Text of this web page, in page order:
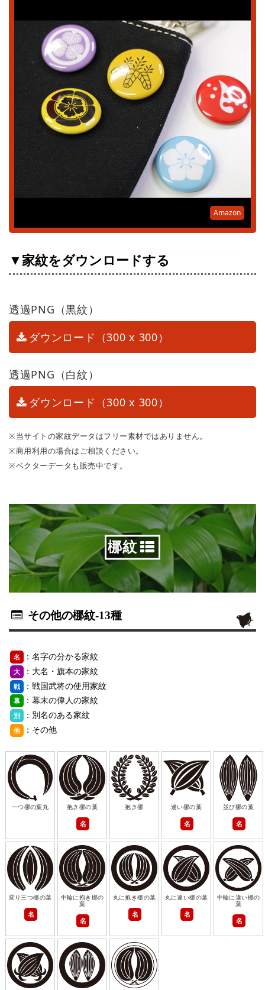
Amazon
▼家紋をダウンロードする
透過PNG（黒紋）
ダウンロード（300 x 300）
透過PNG（白紋）
ダウンロード（300 x 300）
※当サイトの家紋データはフリー素材ではありません。
※商用利用の場合はご相談ください。
※ベクターデータも販売中です。
梛紋
その他の梛紋-13種
名 ：名字の分かる家紋
大 ：大名・旗本の家紋
戦 ：戦国武将の使用家紋
幕 ：幕末の偉人の家紋
別 ：別名のある家紋
他 ：その他
一つ梛の葉丸 抱き梛の葉
名
抱き梛 違い梛の葉
名
並び梛の葉
名
変り三つ梛の葉
名
中輪に抱き梛の
葉
名
丸に抱き梛の葉
名
丸に違い梛の葉
名
中輪に違い梛の
葉
名